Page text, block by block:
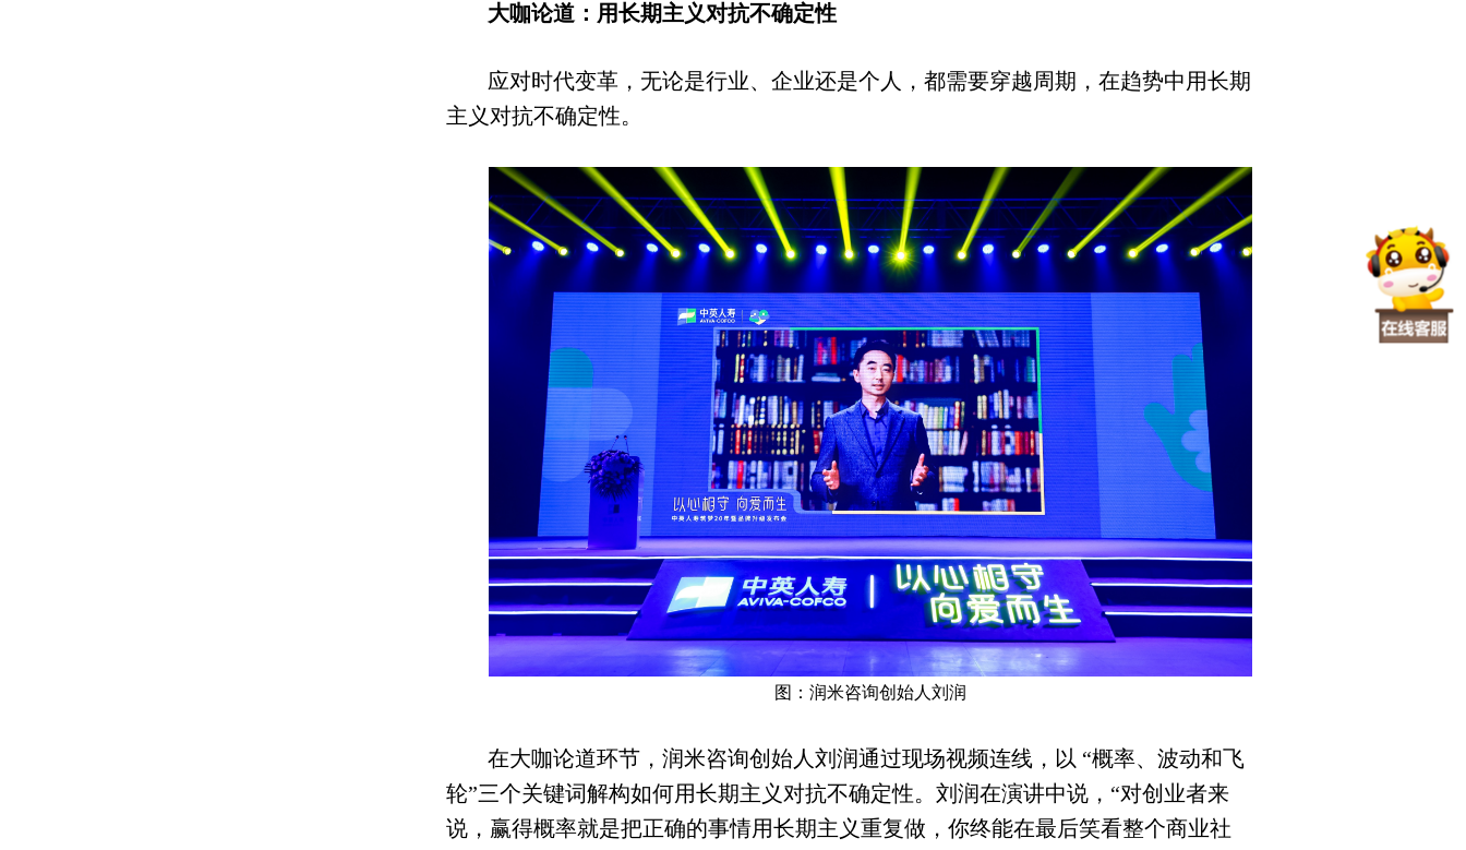
大咖论道：用长期主义对抗不确定性
应对时代变革，无论是行业、企业还是个人，都需要穿越周期，在趋势中用长期
主义对抗不确定性。
图： 润米咨询创始人刘润
在大咖论道环节，润米咨询创始人刘润通过现场视频连线，以 “概率、波动和飞
轮”三个关键词解构如何用长期主义对抗不确定性。刘润在演讲中说， “对创业者来
说，赢得概率就是把正确的事情用长期主义重复做，你终能在最后笑看整个商业社